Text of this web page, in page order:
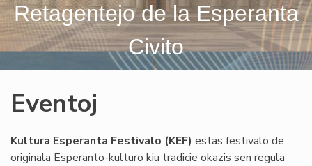
Retagentejo de la Esperanta
Civito
Eventoj
Kultura Esperanta Festivalo (KEF) estas festivalo de
originala Esperanto-kulturo kiu tradicie okazis sen regula